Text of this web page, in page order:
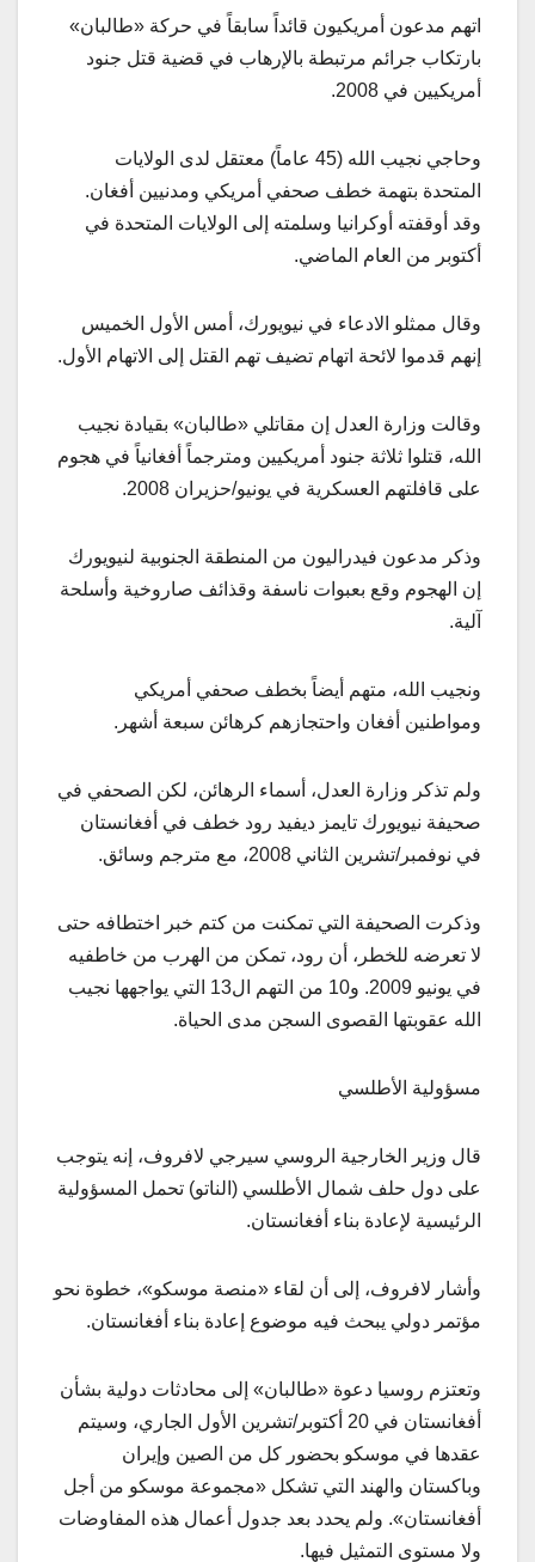
اتهم مدعون أمريكيون قائداً سابقاً في حركة «طالبان»
بارتكاب جرائم مرتبطة بالإرهاب في قضية قتل جنود
أمريكيين في 2008.
وحاجي نجيب الله (45 عاماً) معتقل لدى الولايات
المتحدة بتهمة خطف صحفي أمريكي ومدنيين أفغان.
وقد أوقفته أوكرانيا وسلمته إلى الولايات المتحدة في
أكتوبر من العام الماضي.
وقال ممثلو الادعاء في نيويورك، أمس الأول الخميس
إنهم قدموا لائحة اتهام تضيف تهم القتل إلى الاتهام الأول.
وقالت وزارة العدل إن مقاتلي «طالبان» بقيادة نجيب
الله، قتلوا ثلاثة جنود أمريكيين ومترجماً أفغانياً في هجوم
على قافلتهم العسكرية في يونيو/حزيران 2008.
وذكر مدعون فيدراليون من المنطقة الجنوبية لنيويورك
إن الهجوم وقع بعبوات ناسفة وقذائف صاروخية وأسلحة
آلية.
ونجيب الله، متهم أيضاً بخطف صحفي أمريكي
ومواطنين أفغان واحتجازهم كرهائن سبعة أشهر.
ولم تذكر وزارة العدل، أسماء الرهائن، لكن الصحفي في
صحيفة نيويورك تايمز ديفيد رود خطف في أفغانستان
في نوفمبر/تشرين الثاني 2008، مع مترجم وسائق.
وذكرت الصحيفة التي تمكنت من كتم خبر اختطافه حتى
لا تعرضه للخطر، أن رود، تمكن من الهرب من خاطفيه
في يونيو 2009. و10 من التهم ال13 التي يواجهها نجيب
الله عقوبتها القصوى السجن مدى الحياة.
مسؤولية الأطلسي
قال وزير الخارجية الروسي سيرجي لافروف، إنه يتوجب
على دول حلف شمال الأطلسي (الناتو) تحمل المسؤولية
الرئيسية لإعادة بناء أفغانستان.
وأشار لافروف، إلى أن لقاء «منصة موسكو»، خطوة نحو
مؤتمر دولي يبحث فيه موضوع إعادة بناء أفغانستان.
وتعتزم روسيا دعوة «طالبان» إلى محادثات دولية بشأن
أفغانستان في 20 أكتوبر/تشرين الأول الجاري، وسيتم
عقدها في موسكو بحضور كل من الصين وإيران
وباكستان والهند التي تشكل «مجموعة موسكو من أجل
أفغانستان». ولم يحدد بعد جدول أعمال هذه المفاوضات
ولا مستوى التمثيل فيها.